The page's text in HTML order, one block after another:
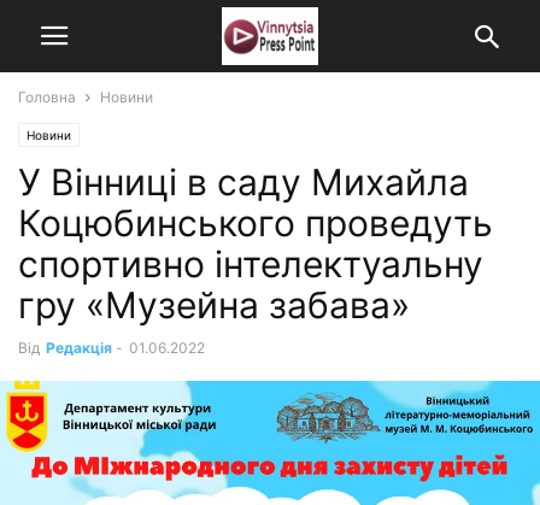
Головна Новини
Новини
У Вінниці в саду Михайла
Коцюбинського проведуть
спортивно інтелектуальну
гру «Музейна забава»
Від Редакція - 01.06.2022